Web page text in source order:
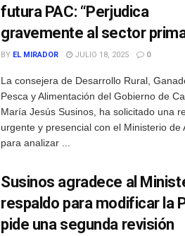
futura PAC: “Perjudica
gravemente al sector
BY EL MIRADOR JULIO 18, 2025 0
La consejera de Desarrollo Rural,
Pesca y Alimentación del Gobierno de
María Jesús Susinos, ha solicitado una
urgente y presencial con el Ministerio de
para analizar ...
Susinos agradece al
respaldo para modificar la
pide una segunda revisión